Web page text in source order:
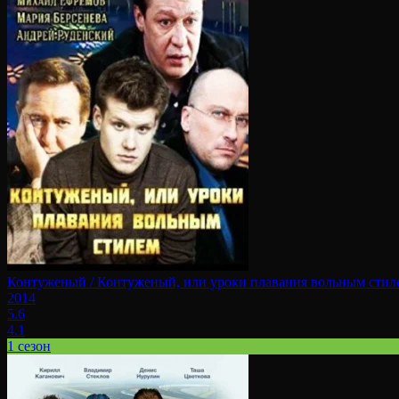
Контуженый / Контуженый, или уроки плавания вольным
2014
5.6
4.1
1 сезон